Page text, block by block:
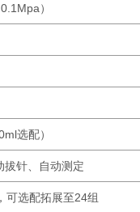
）
选配）
拔针、自动测定
可选配拓展至24组